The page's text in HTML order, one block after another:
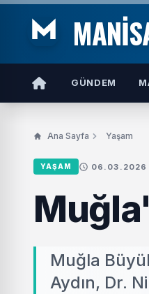
GÜNDEM
Ana Sayfa Yaşam
YAŞAM 06.03.2026
Muğla
Aydın, Dr.